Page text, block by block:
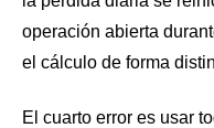
operación abierta
el cálculo de forma
El cuarto error es usar